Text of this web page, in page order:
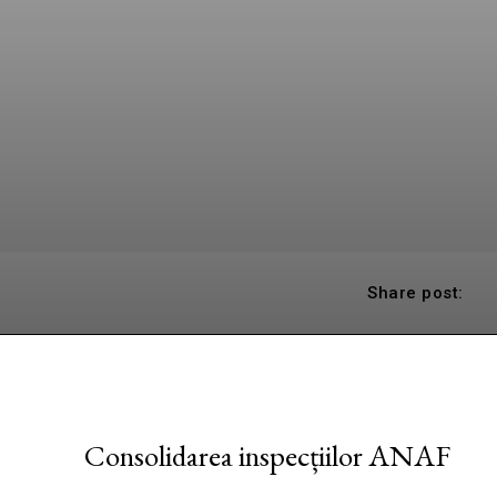
Share post:
Consolidarea inspecțiilor ANAF